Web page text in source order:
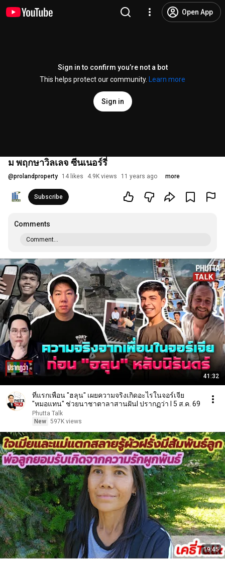
Open App
Sign in to confirm you’re not a bot
This helps protect our community.
Learn more
Sign in
ม พฤกษาวิลเลจ ซีนเนอร์รี่
@prolandproperty 14 likes 4.9K views 11 years ago more
Subscribe
Comments
Comment...
41:32
ที่แรกเพื่อน "ฮลุน" เผยความจริงเกิดอะไรในจอร์เจีย
"หมอแทน" ช่วยนาชาตาลาสานฝันl ปรากฏว่า l 5 ส.ค. 69
Phutta Talk
New 597K views
19:45